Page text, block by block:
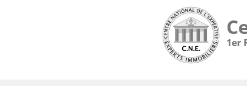
1er